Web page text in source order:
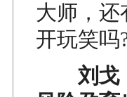
大师，
开玩笑吗
刘戈：